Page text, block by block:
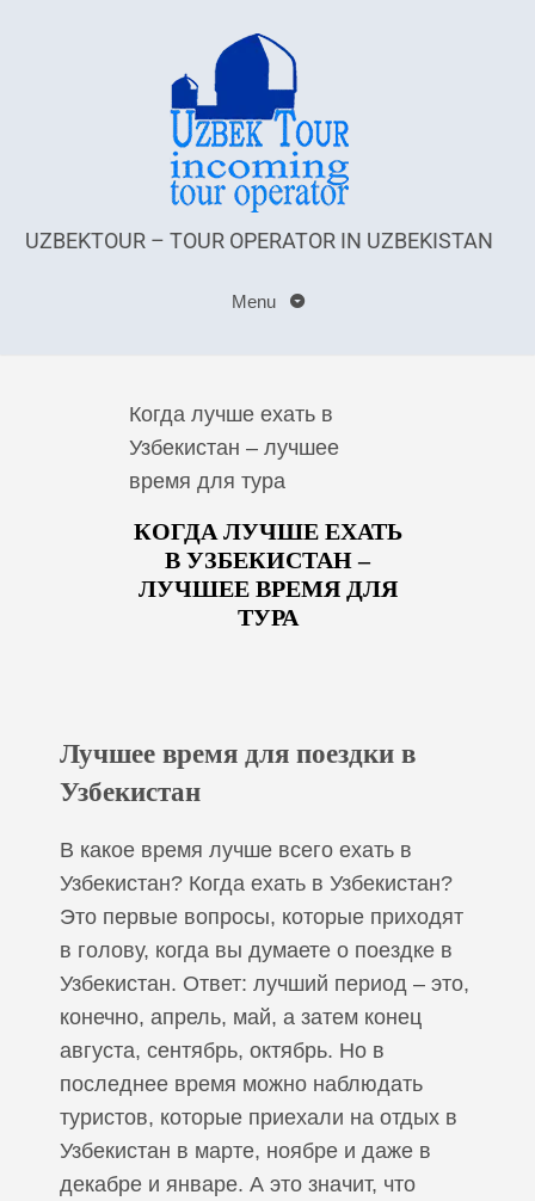
UZBEKTOUR – TOUR OPERATOR IN UZBEKISTAN
Menu
Когда лучше ехать в
Узбекистан – лучшее
время для тура
КОГДА ЛУЧШЕ ЕХАТЬ
В УЗБЕКИСТАН –
ЛУЧШЕЕ ВРЕМЯ ДЛЯ
ТУРА
Лучшее время для поездки в
Узбекистан
В какое время лучше всего ехать в
Узбекистан? Когда ехать в Узбекистан?
Это первые вопросы, которые приходят
в голову, когда вы думаете о поездке в
Узбекистан. Ответ: лучший период – это,
конечно, апрель, май, а затем конец
августа, сентябрь, октябрь. Но в
последнее время можно наблюдать
туристов, которые приехали на отдых в
Узбекистан в марте, ноябре и даже в
декабре и январе. А это значит, что